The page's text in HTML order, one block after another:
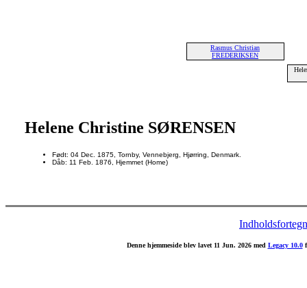
Rasmus Christian
FREDERIKSEN
Helene Christine SØRENSEN
Født: 04 Dec. 1875, Tornby, Vennebjerg, Hjørring, Denmark.
Dåb: 11 Feb. 1876, Hjemmet (Home)
Denne hjemmeside blev lavet 11 Jun. 2026 med Legacy 10.0